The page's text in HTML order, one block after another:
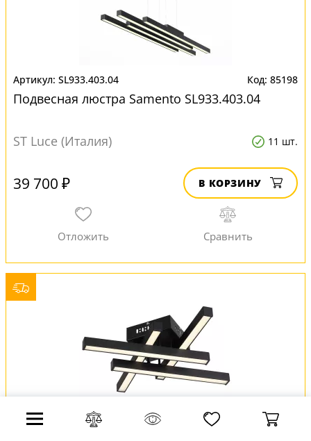
SL933.403.04 85198
Подвесная люстра Samento SL933.403.04
ST Luce (Италия) 11 шт.
39 700 ₽ В КОРЗИНУ